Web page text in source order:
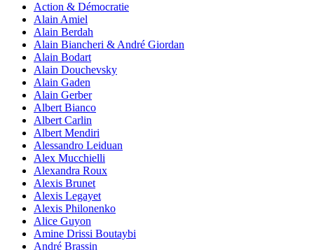
Action & Démocratie
Alain Amiel
Alain Berdah
Alain Biancheri & André Giordan
Alain Bodart
Alain Douchevsky
Alain Gaden
Alain Gerber
Albert Bianco
Albert Carlin
Albert Mendiri
Alessandro Leiduan
Alex Mucchielli
Alexandra Roux
Alexis Brunet
Alexis Legayet
Alexis Philonenko
Alice Guyon
Amine Drissi Boutaybi
André Brassin